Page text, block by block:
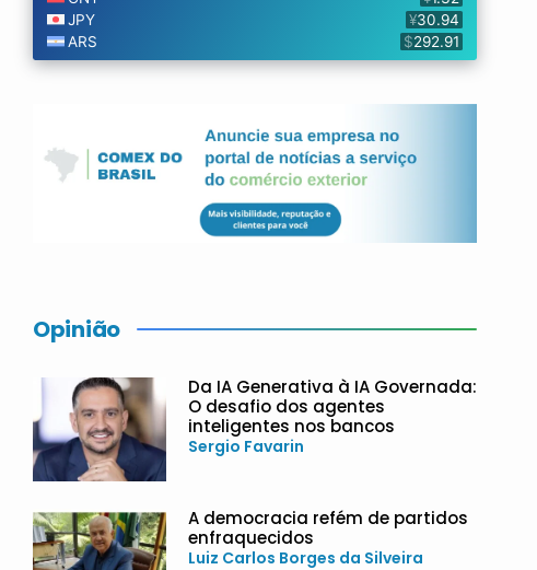
Opinião
Da IA Generativa à IA Governada:
O desafio dos agentes
inteligentes nos bancos
Sergio Favarin
A democracia refém de partidos
enfraquecidos
Luiz Carlos Borges da Silveira